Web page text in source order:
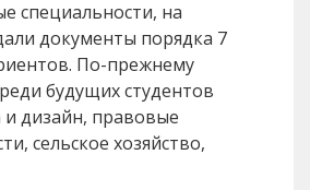
специальности, на
документы порядка 7
По-прежнему
будущих студентов
и дизайн, правовые
сельское хозяйство,